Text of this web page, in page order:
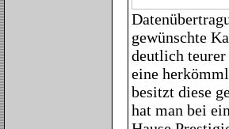
gewünschte
deutlich
eine
besitzt diese
hat man bei